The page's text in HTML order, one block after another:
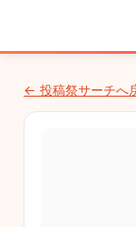
← 投稿祭サーチへ